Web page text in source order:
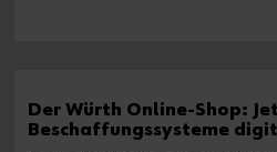
Der Würth Online-Shop:
Beschaffungssysteme